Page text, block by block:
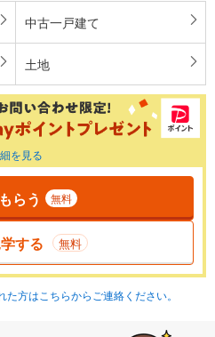
中古一戸建て
土地
を見る
らう 無料
する 無料
方はこちらからご連絡ください。